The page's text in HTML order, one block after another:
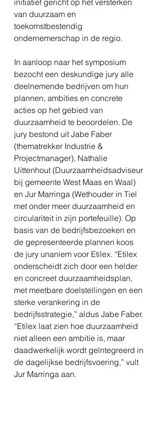
initiatief gericht op het versterken
van duurzaam en
toekomstbestendig
ondernemerschap in de regio.
In aanloop naar het symposium
bezocht een deskundige jury alle
deelnemende bedrijven om hun
plannen, ambities en concrete
acties op het gebied van
duurzaamheid te beoordelen. De
jury bestond uit Jabe Faber
(thematrekker Industrie &
Projectmanager), Nathalie
Uittenhout (Duurzaamheidsadviseur
bij gemeente West Maas en Waal)
en Jur Marringa (Wethouder in Tiel
met onder meer duurzaamheid en
circulariteit in zijn portefeuille). Op
basis van de bedrijfsbezoeken en
de gepresenteerde plannen koos
de jury unaniem voor Etilex. “Etilex
onderscheidt zich door een helder
en concreet duurzaamheidsplan,
met meetbare doelstellingen en een
sterke verankering in de
bedrijfsstrategie,” aldus Jabe Faber.
“Etilex laat zien hoe duurzaamheid
niet alleen een ambitie is, maar
daadwerkelijk wordt geïntegreerd in
de dagelijkse bedrijfsvoering,” vult
Jur Marringa aan.